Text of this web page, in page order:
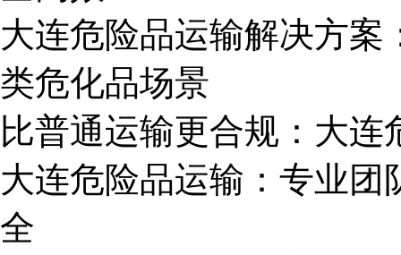
大连危险品运输解决方
类危化品场景
比普通运输更合规：大
大连危险品运输：专业团
全